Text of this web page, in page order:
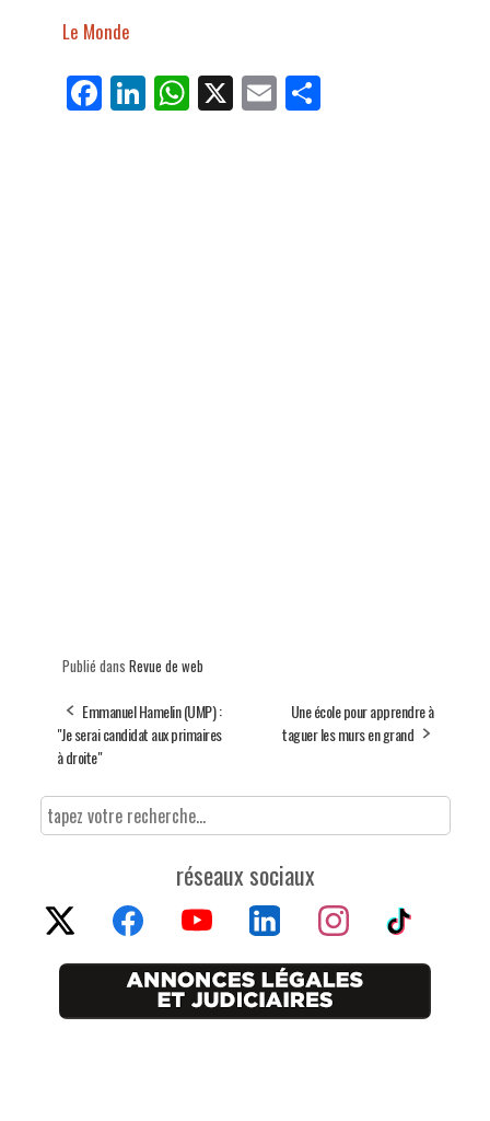
Le Monde
Fa
ce
Li
nk
W
ha
X E
m
Pa
rt
Publié dans Revue de web
Emmanuel Hamelin (UMP) :
"Je serai candidat aux primaires
à droite"
Une école pour apprendre à
taguer les murs en grand
réseaux sociaux